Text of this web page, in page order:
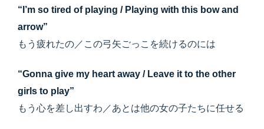
“I’m so tired of playing / Playing with this bow and
arrow”
もう疲れたの／この弓矢ごっこを続けるのには
“Gonna give my heart away / Leave it to the other
girls to play”
もう心を差し出すわ／あとは他の女の子たちに任せる